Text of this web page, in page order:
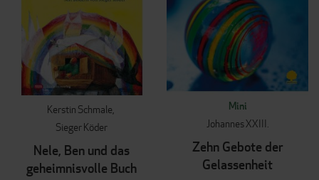
Kerstin Schmale
Sieger Köder
Nele, Ben und das
geheimnisvolle Buch
Mini
Johannes XXIII.
Zehn Gebote der
Gelassenheit